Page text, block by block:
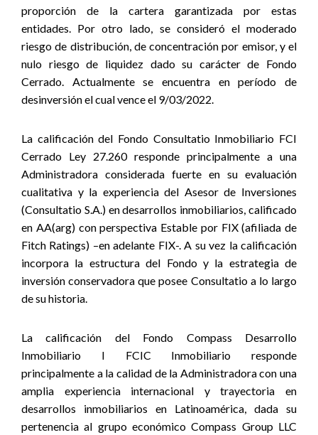
proporción de la cartera garantizada por estas
entidades. Por otro lado, se consideró el moderado
riesgo de distribución, de concentración por emisor, y el
nulo riesgo de liquidez dado su carácter de Fondo
Cerrado. Actualmente se encuentra en período de
desinversión el cual vence el 9/03/2022.
La calificación del Fondo Consultatio Inmobiliario FCI
Cerrado Ley 27.260 responde principalmente a una
Administradora considerada fuerte en su evaluación
cualitativa y la experiencia del Asesor de Inversiones
(Consultatio S.A.) en desarrollos inmobiliarios, calificado
en AA(arg) con perspectiva Estable por FIX (afiliada de
Fitch Ratings) –en adelante FIX-. A su vez la calificación
incorpora la estructura del Fondo y la estrategia de
inversión conservadora que posee Consultatio a lo largo
de su historia.
La calificación del Fondo Compass Desarrollo
Inmobiliario I FCIC Inmobiliario responde
principalmente a la calidad de la Administradora con una
amplia experiencia internacional y trayectoria en
desarrollos inmobiliarios en Latinoamérica, dada su
pertenencia al grupo económico Compass Group LLC